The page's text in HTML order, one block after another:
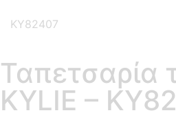
KY82407
Ταπετσαρία
KYLIE –